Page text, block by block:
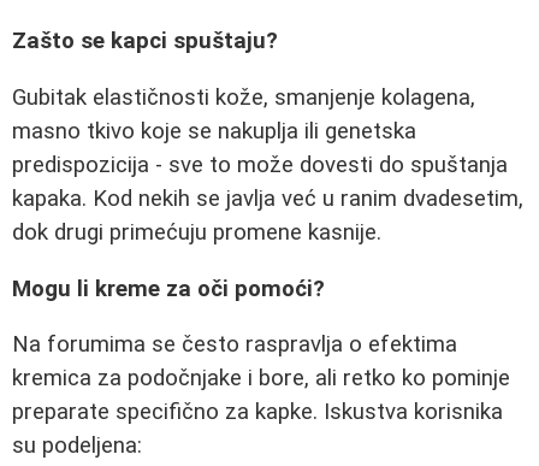
Zašto se kapci spuštaju?
Gubitak elastičnosti kože, smanjenje kolagena,
masno tkivo koje se nakuplja ili genetska
predispozicija - sve to može dovesti do spuštanja
kapaka. Kod nekih se javlja već u ranim dvadesetim,
dok drugi primećuju promene kasnije.
Mogu li kreme za oči pomoći?
Na forumima se često raspravlja o efektima
kremica za podočnjake i bore, ali retko ko pominje
preparate specifično za kapke. Iskustva korisnika
su podeljena: